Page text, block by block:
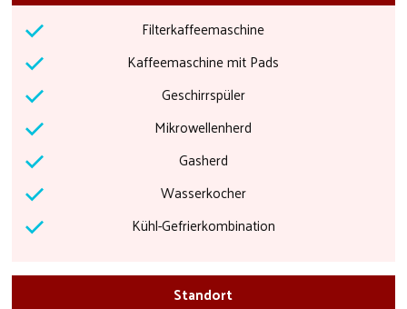
Filterkaffeemaschine
Kaffeemaschine mit Pads
Geschirrspüler
Mikrowellenherd
Gasherd
Wasserkocher
Kühl-Gefrierkombination
Standort